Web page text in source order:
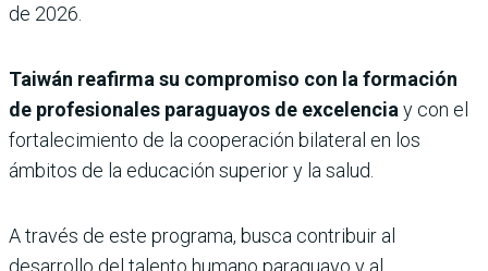
de 2026.
Taiwán reafirma su compromiso con la formación
de profesionales paraguayos de excelencia y con el
fortalecimiento de la cooperación bilateral en los
ámbitos de la educación superior y la salud.
A través de este programa, busca contribuir al
desarrollo del talento humano paraguayo y al